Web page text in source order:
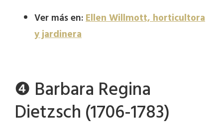
Ver más en:Ellen Willmott, horticultora
y jardinera
❹ Barbara Regina
Dietzsch (1706-1783)